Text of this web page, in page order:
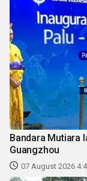
Bandara Mutiara
Guangzhou
07 August 2026